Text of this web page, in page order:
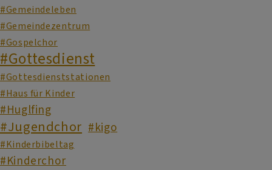
#Gemeindeleben
#Gemeindezentrum
#Gospelchor
#Gottesdienst
#Gottesdienststationen
#Haus für Kinder
#Huglfing
#Jugendchor #kigo
#Kinderbibeltag
#Kinderchor